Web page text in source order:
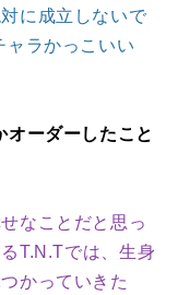
に成立しないで
ャラかっこいい
ーダーしたこと
なことだと思っ
T.N.Tでは、生身
かっていきた